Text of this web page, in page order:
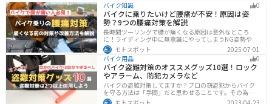
バイク知識 0
バイクに乗りたいけど腰痛が不安！原因は姿
勢？9つの腰痛対策を解説
長時間ツーリングで腰が痛くなる原因は意外なところ
に！ライディング中に無意識にやってしまうNG姿勢や体
への負担、今すぐ見直せる予防・対策法をわかりやすく
解説。腰痛対策に効果的な便利アイテムも紹介し、快適
で楽しいツーリングをサポートします。
モトスポット
2025-07-01
バイク用品
0
バイク盗難対策のオススメグッズ10選！ロック
やアラーム、防犯カメラなど
バイクの盗難対策してますか？プロの窃盗犯からバイク
を守る方法は「手間」だと思わせることです。その為に
は「チェーンロック 」「ディスクロック」などしっかり